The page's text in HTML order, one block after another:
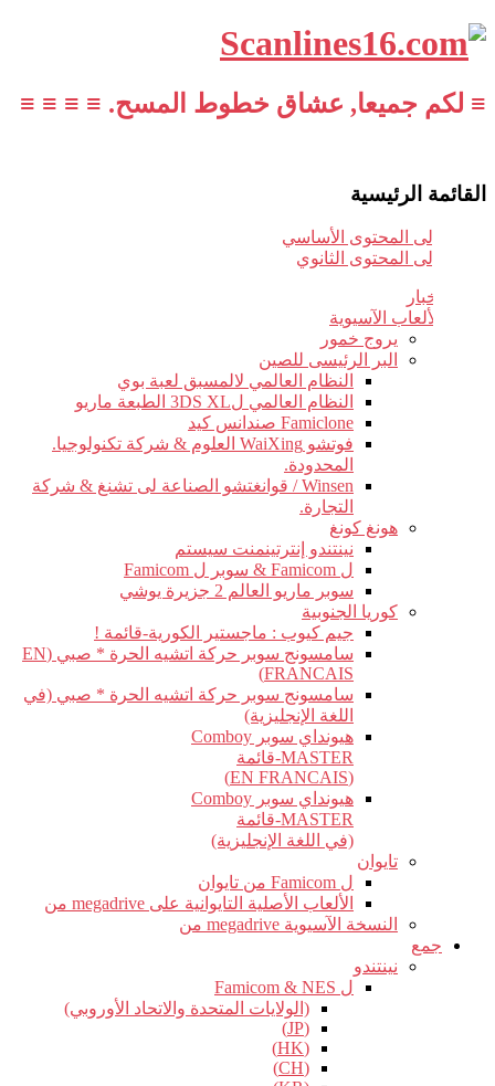
≡ لكم جميعا, عشاق خطوط المسح. ≡ ≡ ≡ ≡
القائمة الرئيسية
تخطي إلى المحتوى الأساسي
تخطي إلى المحتوى الثانوي
أخبار
الألعاب الآسيوية
يروج خمور
البر الرئيسى للصين
النظام العالمي لالمسبق لعبة بوي
النظام العالمي ل3DS XL الطبعة ماريو
Famiclone صندانس كيد
فوتشو WaiXing العلوم & شركة تكنولوجيا.
المحدودة.
Winsen / قوانغتشو الصناعة لى تشنغ & شركة
التجارة.
هونغ كونغ
نينتندو إنترتينمنت سيستم
ل Famicom & سوبر ل Famicom
سوبر ماريو العالم 2 جزيرة يوشي
كوريا الجنوبية
جيم كيوب : ماجستير الكورية-قائمة !
سامسونج سوبر حركة اتشيه الحرة * صبي (EN
FRANCAIS)
سامسونج سوبر حركة اتشيه الحرة * صبي (في
اللغة الإنجليزية)
هيونداي سوبر Comboy
MASTER-قائمة
(EN FRANCAIS)
هيونداي سوبر Comboy
MASTER-قائمة
(في اللغة الإنجليزية)
تايوان
ل Famicom من تايوان
الألعاب الأصلية التايوانية على megadrive من
النسخة الآسيوية megadrive من
جمع
نينتندو
ل Famicom & NES
(الولايات المتحدة والاتحاد الأوروبي)
(JP)
(HK)
(CH)